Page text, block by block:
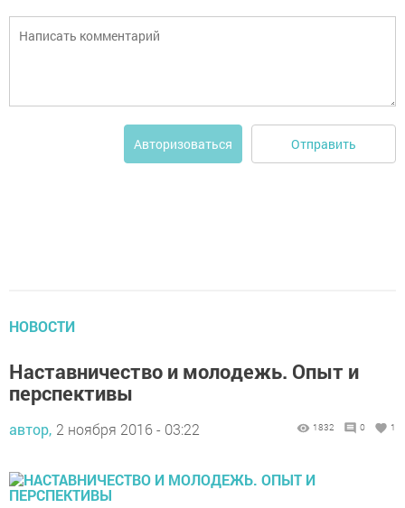
Авторизоваться Отправить
НОВОСТИ
Наставничество и молодежь. Опыт и
перспективы
автор, 2 ноября 2016 - 03:22 1832 0 1